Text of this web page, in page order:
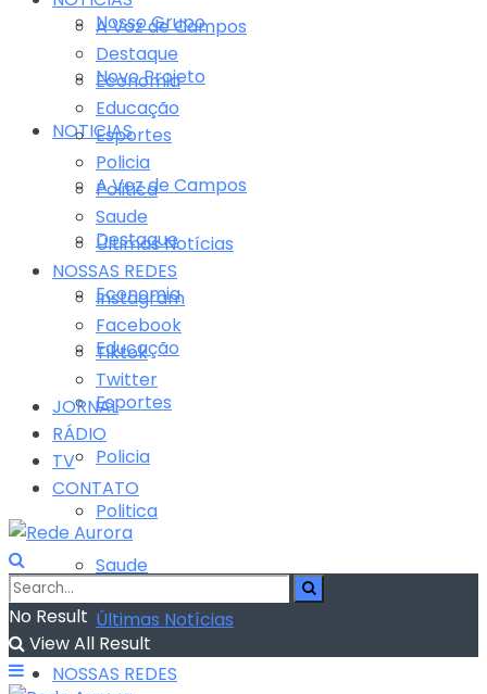
Nosso Grupo
Novo Projeto
NOTICIAS
A Voz de Campos
Destaque
Economia
Educação
Esportes
Policia
Politica
Saude
Últimas Notícias
NOSSAS REDES
A Voz de Campos
Destaque
Economia
Educação
Esportes
Policia
Politica
Saude
Últimas Notícias
NOSSAS REDES
Instagram
Facebook
Tiktok
Twitter
JORNAL
RÁDIO
TV
CONTATO
No Result
View All Result